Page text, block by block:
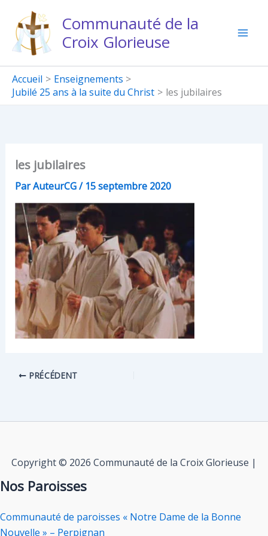
contenu
Communauté de la
Croix Glorieuse
Accueil
Enseignements
Jubilé 25 ans à la suite du Christ
les jubilaires
les jubilaires
ParAuteurCG/15 septembre 2020
PRÉCÉDENT
Copyright © 2026 Communauté de la Croix Glorieuse |
Nos Paroisses
Communauté de paroisses « Notre Dame de la Bonne
Nouvelle » – Perpignan